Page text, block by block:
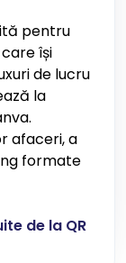
pentru
își
de lucru
la
afaceri, a
formate
de la QR